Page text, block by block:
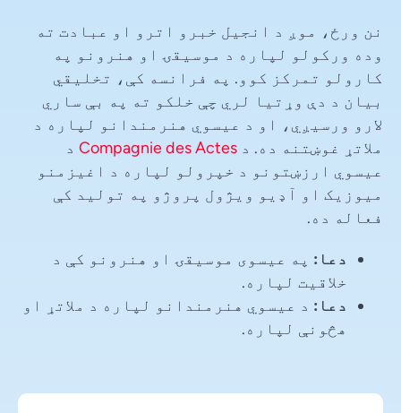
نن ورځ، موږ د انجیل خبرو اترو او عبادت ته
وده ورکولو لپاره د موسیقۍ او هنرونو په
کارولو تمرکز کوو. په فرانسه کې، تخلیقي
بیان د دې وړتیا لري چې خلکو ته په بې ساري
لارو ورسیږي، او د عیسوي هنرمندانو لپاره د
ملاتړ غوښتنه ده. د Compagnie des Actes د
عیسوي ارزښتونو د خپرولو لپاره د اغیزمنو
میوزیک او آډیو ویژول پروژو په تولید کې
فعاله ده.
دعا: په عیسوی موسیقۍ او هنرونو کې د
خلاقیت لپاره.
دعا: د عیسوي هنرمندانو لپاره د ملاتړ او
هڅونې لپاره.